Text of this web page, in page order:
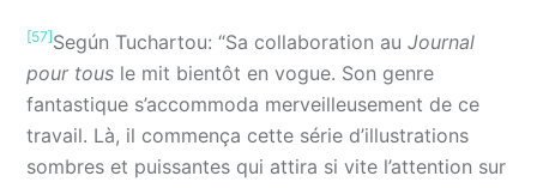
[57]Según Tuchartou: “Sa collaboration auJournal
pour tous le mit bientôt en vogue. Son genre
fantastique s’accommoda merveilleusement de ce
travail. Là, il commença cette série d’illustrations
sombres et puissantes qui attira si vite l’attention sur